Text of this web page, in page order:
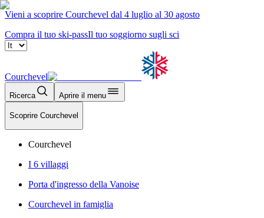
Vieni a scoprire Courchevel dal 4 luglio al 30 agosto
Compra il tuo ski-passIl tuo soggiorno sugli sci
Courchevel
Ricerca Aprire il menu
Scoprire Courchevel
Courchevel
I 6 villaggi
Porta d'ingresso della Vanoise
Courchevel in famiglia